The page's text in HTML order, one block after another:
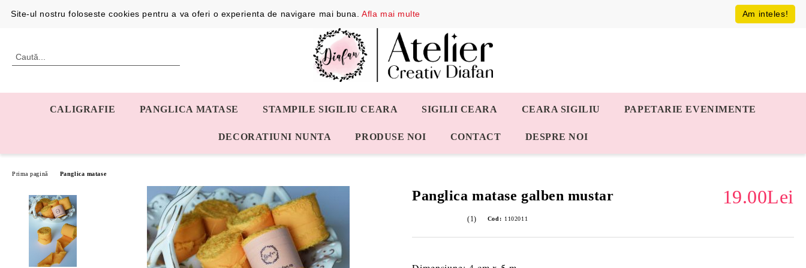
Profil 0726192387
CALIGRAFIE PANGLICA MATASE STAMPILE SIGILIU CEARA SIGILII CEARA CEARA SIGILIU PAPETARIE EVENIMENTE
DECORATIUNI NUNTA PRODUSE NOI CONTACT DESPRE NOI
Prima pagină Panglica matase
Panglica matase galben mustar 19.00Lei
(1) Cod: 1102011
Am inteles!
Site-ul nostru foloseste cookies pentru a va oferi o experienta de navigare mai buna.Afla mai multe